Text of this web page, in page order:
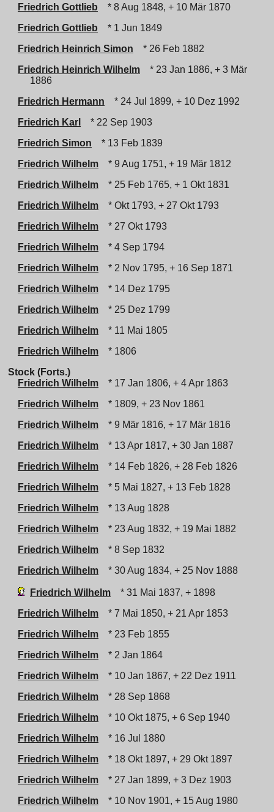
Friedrich Gottlieb
* 8 Aug 1848, + 10 Mär 1870
Friedrich Gottlieb
* 1 Jun 1849
Friedrich Heinrich Simon
* 26 Feb 1882
Friedrich Heinrich Wilhelm
* 23 Jan 1886, + 3 Mär
1886
Friedrich Hermann
* 24 Jul 1899, + 10 Dez 1992
Friedrich Karl
* 22 Sep 1903
Friedrich Simon
* 13 Feb 1839
Friedrich Wilhelm
* 9 Aug 1751, + 19 Mär 1812
Friedrich Wilhelm
* 25 Feb 1765, + 1 Okt 1831
Friedrich Wilhelm
* Okt 1793, + 27 Okt 1793
Friedrich Wilhelm
* 27 Okt 1793
Friedrich Wilhelm
* 4 Sep 1794
Friedrich Wilhelm
* 2 Nov 1795, + 16 Sep 1871
Friedrich Wilhelm
* 14 Dez 1795
Friedrich Wilhelm
* 25 Dez 1799
Friedrich Wilhelm
* 11 Mai 1805
Friedrich Wilhelm
* 1806
Stock (Forts.)
Friedrich Wilhelm
* 17 Jan 1806, + 4 Apr 1863
Friedrich Wilhelm
* 1809, + 23 Nov 1861
Friedrich Wilhelm
* 9 Mär 1816, + 17 Mär 1816
Friedrich Wilhelm
* 13 Apr 1817, + 30 Jan 1887
Friedrich Wilhelm
* 14 Feb 1826, + 28 Feb 1826
Friedrich Wilhelm
* 5 Mai 1827, + 13 Feb 1828
Friedrich Wilhelm
* 13 Aug 1828
Friedrich Wilhelm
* 23 Aug 1832, + 19 Mai 1882
Friedrich Wilhelm
* 8 Sep 1832
Friedrich Wilhelm
* 30 Aug 1834, + 25 Nov 1888
Friedrich Wilhelm
* 31 Mai 1837, + 1898
Friedrich Wilhelm
* 7 Mai 1850, + 21 Apr 1853
Friedrich Wilhelm
* 23 Feb 1855
Friedrich Wilhelm
* 2 Jan 1864
Friedrich Wilhelm
* 10 Jan 1867, + 22 Dez 1911
Friedrich Wilhelm
* 28 Sep 1868
Friedrich Wilhelm
* 10 Okt 1875, + 6 Sep 1940
Friedrich Wilhelm
* 16 Jul 1880
Friedrich Wilhelm
* 18 Okt 1897, + 29 Okt 1897
Friedrich Wilhelm
* 27 Jan 1899, + 3 Dez 1903
Friedrich Wilhelm
* 10 Nov 1901, + 15 Aug 1980